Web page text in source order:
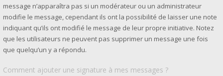
message n’apparaîtra pas si un modérateur ou un administrateur
modifie le message, cependant ils ont la possibilité de laisser une note
indiquant qu’ils ont modifié le message de leur propre initiative. Notez
que les utilisateurs ne peuvent pas supprimer un message une fois
que quelqu’un y a répondu.
Comment ajouter une signature à mes messages ?